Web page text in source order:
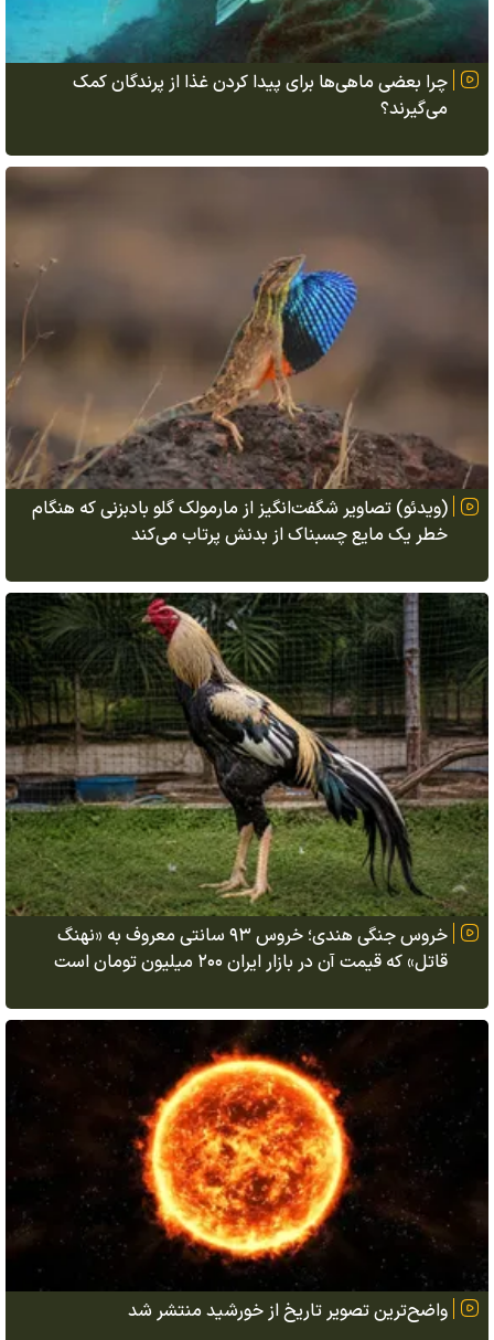
چرا بعضی ماهی‌ها برای پیدا کردن غذا از پرندگان کمک
می‌گیرند؟
(ویدئو) تصاویر شگفت‌انگیز از مارمولک گلو بادبزنی که هنگام
خطر یک مایع چسبناک از بدنش پرتاب می‌کند
خروس جنگی هندی؛ خروس ۹۳ سانتی معروف به «نهنگ
قاتل» که قیمت آن در بازار ایران ۲۰۰ میلیون تومان است
واضح‌ترین تصویر تاریخ از خورشید منتشر شد